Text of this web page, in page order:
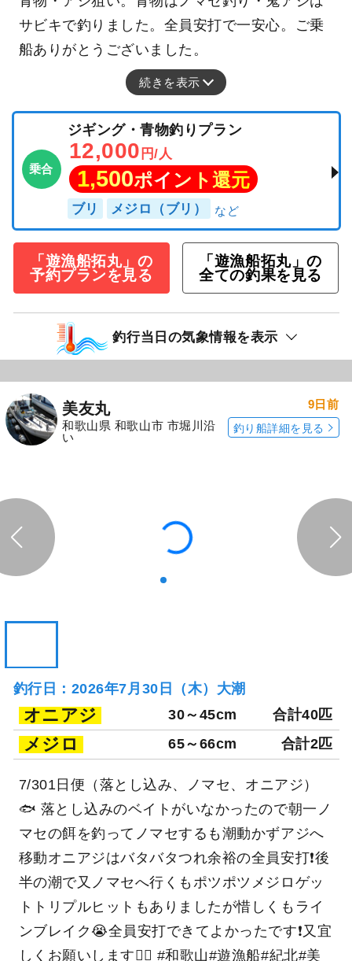
サビキで釣りました。全員安打で一安心。ご乗
船ありがとうございました。
続きを表示
乗合
ジギング・青物釣りプラン
12,000 円/人
1,500ポイント還元
ブリ メジロ（ブリ）
「遊漁船拓丸」の
予約プランを見る
「遊漁船拓丸」の
全ての釣果を見る
釣行当日の気象情報を表示
美友丸
和歌山県 和歌山市 市堀川沿
い
9日前
釣り船詳細を見る
釣行日：2026年7月30日（木）大潮
オニアジ 30～45cm 合計40匹
メジロ 65～66cm 合計2匹
7/301日便（落とし込み、ノマセ、オニアジ）
🐟 落とし込みのベイトがいなかったので朝一ノ
マセの餌を釣ってノマセするも潮動かずアジへ
移動オニアジはバタバタつれ余裕の全員安打❗️後
半の潮で又ノマセへ行くもポツポツメジロゲッ
トトリプルヒットもありましたが惜しくもライ
ンブレイク😭全員安打できてよかったです❗️又宜
しくお願いします🙇‍♀️ #和歌山#遊漁船#紀北#美